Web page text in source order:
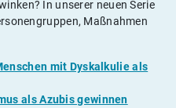
In unserer neuen Serie
Maßnahmen
mit Dyskalkulie als
als Azubis gewinnen